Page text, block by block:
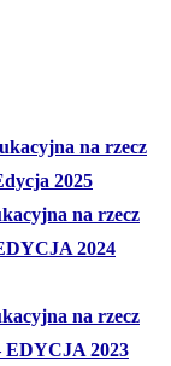
na rzecz
2025
na rzecz
2024
na rzecz
EDYCJA 2023